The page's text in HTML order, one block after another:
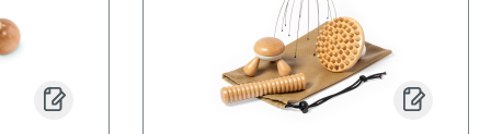
Der verwendete Bambus wird
nach nachhaltigen Normen
beschafft und produziert.